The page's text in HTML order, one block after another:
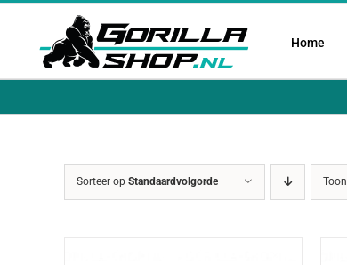
Ga
Home
Sorteer op Standaardvolgorde Toon